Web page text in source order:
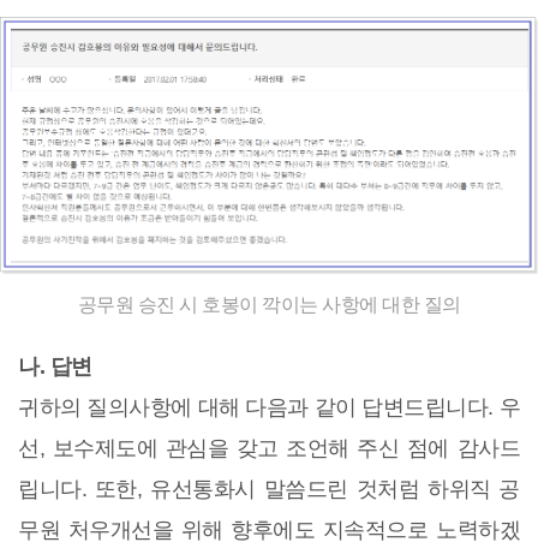
공무원 승진 시 호봉이 깍이는 사항에 대한 질의
나. 답변
귀하의 질의사항에 대해 다음과 같이 답변드립니다. 우
선, 보수제도에 관심을 갖고 조언해 주신 점에 감사드
립니다. 또한, 유선통화시 말씀드린 것처럼 하위직 공
무원 처우개선을 위해 향후에도 지속적으로 노력하겠